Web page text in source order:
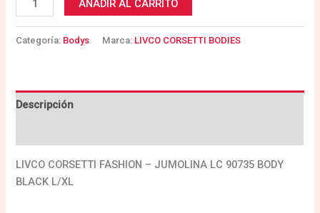
AÑADIR AL CARRITO
Categoría: Bodys Marca: LIVCO CORSETTI BODIES
Descripción
LIVCO CORSETTI FASHION – JUMOLINA LC 90735 BODY
BLACK L/XL